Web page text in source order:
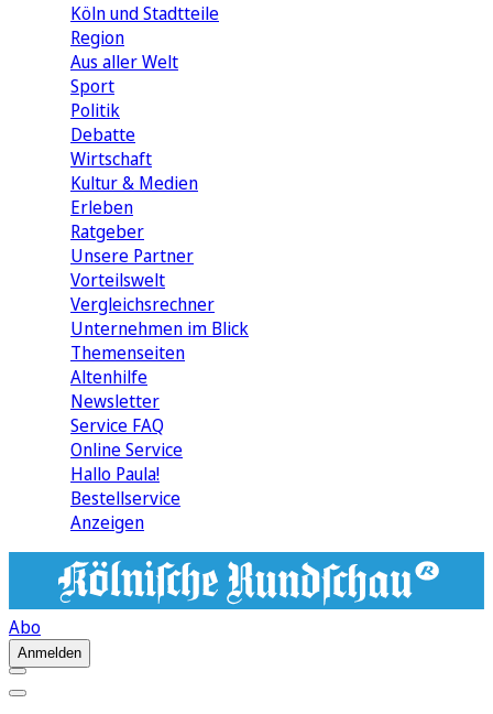
Köln und Stadtteile
Region
Aus aller Welt
Sport
Politik
Debatte
Wirtschaft
Kultur & Medien
Erleben
Ratgeber
Unsere Partner
Vorteilswelt
Vergleichsrechner
Unternehmen im Blick
Themenseiten
Altenhilfe
Newsletter
Service FAQ
Online Service
Hallo Paula!
Bestellservice
Anzeigen
Abo
Anmelden